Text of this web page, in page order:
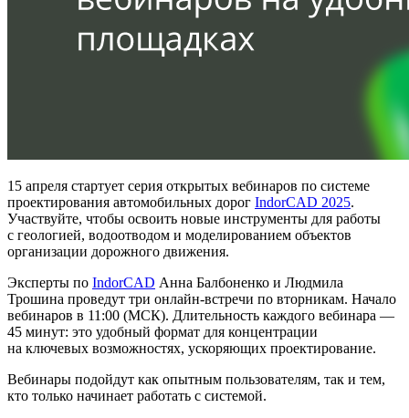
15 апреля стартует серия открытых вебинаров по системе
проектирования автомобильных дорог IndorCAD 2025.
Участвуйте, чтобы освоить новые инструменты для работы
с геологией, водоотводом и моделированием объектов
организации дорожного движения.
Эксперты по IndorCAD Анна Балбоненко и Людмила
Трошина проведут три онлайн-встречи по вторникам. Начало
вебинаров в 11:00 (МСК). Длительность каждого вебинара —
45 минут: это удобный формат для концентрации
на ключевых возможностях, ускоряющих проектирование.
Вебинары подойдут как опытным пользователям, так и тем,
кто только начинает работать с системой.